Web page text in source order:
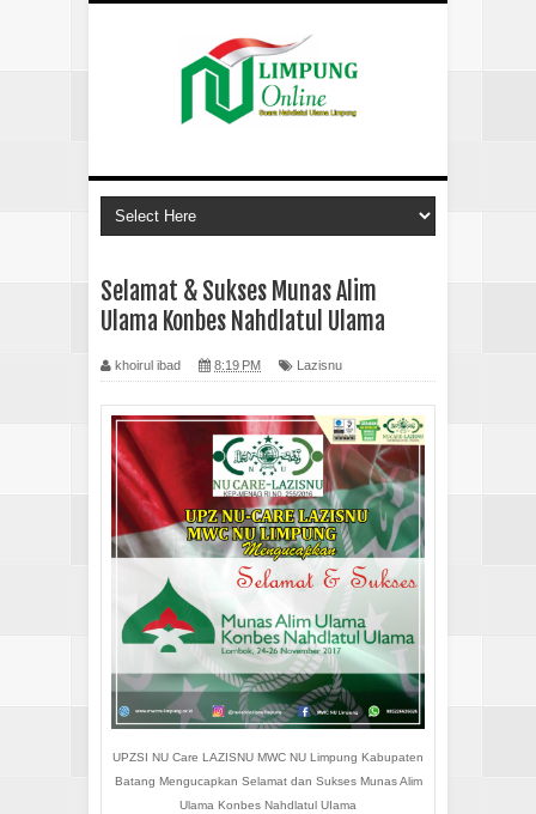
Selamat & Sukses Munas Alim
Ulama Konbes Nahdlatul Ulama
khoirul ibad 8:19 PM Lazisnu
UPZSI NU Care LAZISNU MWC NU Limpung Kabupaten
Batang Mengucapkan Selamat dan Sukses Munas Alim
Ulama Konbes Nahdlatul UIama